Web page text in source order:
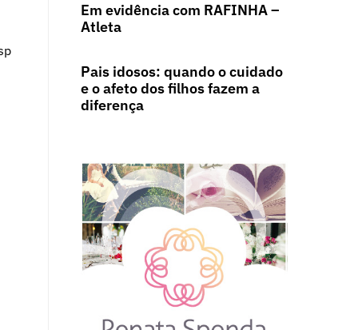
Em evidência com RAFINHA –
Atleta
Pais idosos: quando o cuidado
e o afeto dos filhos fazem a
diferença